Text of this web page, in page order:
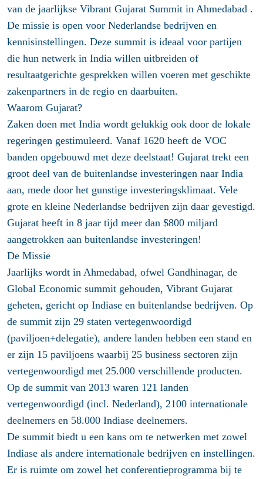
van de jaarlijkse Vibrant Gujarat Summit in Ahmedabad .
De missie is open voor Nederlandse bedrijven en
kennisinstellingen. Deze summit is ideaal voor partijen
die hun netwerk in India willen uitbreiden of
resultaatgerichte gesprekken willen voeren met geschikte
zakenpartners in de regio en daarbuiten.
Waarom Gujarat?
Zaken doen met India wordt gelukkig ook door de lokale
regeringen gestimuleerd. Vanaf 1620 heeft de VOC
banden opgebouwd met deze deelstaat! Gujarat trekt een
groot deel van de buitenlandse investeringen naar India
aan, mede door het gunstige investeringsklimaat. Vele
grote en kleine Nederlandse bedrijven zijn daar gevestigd.
Gujarat heeft in 8 jaar tijd meer dan $800 miljard
aangetrokken aan buitenlandse investeringen!
De Missie
Jaarlijks wordt in Ahmedabad, ofwel Gandhinagar, de
Global Economic summit gehouden, Vibrant Gujarat
geheten, gericht op Indiase en buitenlandse bedrijven. Op
de summit zijn 29 staten vertegenwoordigd
(paviljoen+delegatie), andere landen hebben een stand en
er zijn 15 paviljoens waarbij 25 business sectoren zijn
vertegenwoordigd met 25.000 verschillende producten.
Op de summit van 2013 waren 121 landen
vertegenwoordigd (incl. Nederland), 2100 internationale
deelnemers en 58.000 Indiase deelnemers.
De summit biedt u een kans om te netwerken met zowel
Indiase als andere internationale bedrijven en instellingen.
Er is ruimte om zowel het conferentieprogramma bij te